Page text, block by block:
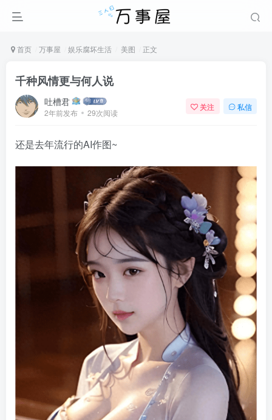
首页 万事屋 娱乐腐坏生活 美图 正文
千种风情更与何人说
吐槽君
2年前发布 29次阅读
关注 私信
还是去年流行的AI作图~